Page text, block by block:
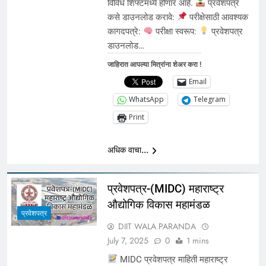
विविध शिफ्टमध्ये होणार आहे.
प्रवेशपत्र
कसे डाउनलोड करावे:
परीक्षेसाठी आवश्यक
कागदपत्रे:
परीक्षा स्वरूप:
प्रवेशपत्र
डाउनलोड…
जाहिरात आपल्या मित्रांना शेअर करा !
Email
WhatsApp
Telegram
Print
अधिक वाचा...
प्रवेशपत्र
प्रवेशपत्र-(MIDC) महाराष्ट्र
औद्योगिक विकास महामंडळ
DIIT WALA PARANDA
July 7, 2025
0 1 mins
MIDC प्रवेशपत्र माहिती महाराष्ट्र